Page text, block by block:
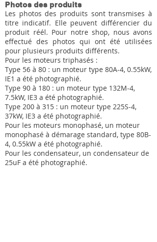
Photos des produits
Les photos des produits sont transmises à
titre indicatif. Elle peuvent différencier du
produit réél. Pour notre shop, nous avons
effectué des photos qui ont été utilisées
pour plusieurs produits différents.
Pour les moteurs triphasés :
Type 56 à 80 : un moteur type 80A-4, 0.55kW,
IE1 a été photographié.
Type 90 à 180 : un moteur type 132M-4,
7.5kW, IE3 a été photographié.
Type 200 à 315 : un moteur type 225S-4,
37kW, IE3 a été photographié.
Pour les moteurs monophasé, un moteur
monophasé à démarage standard, type 80B-
4, 0.55kW a été photographié.
Pour les condensateur, un condensateur de
25uF a été photographié.